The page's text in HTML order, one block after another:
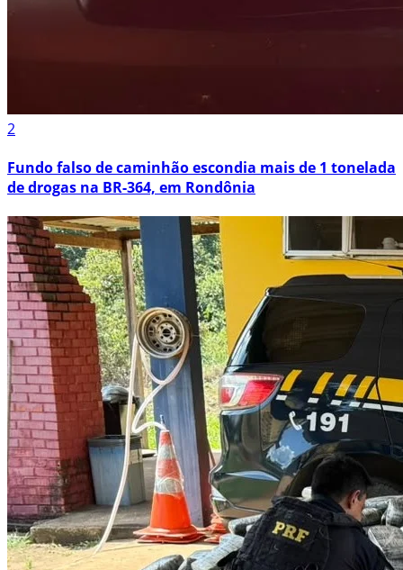
2
Fundo falso de caminhão escondia mais de 1 tonelada
de drogas na BR-364, em Rondônia